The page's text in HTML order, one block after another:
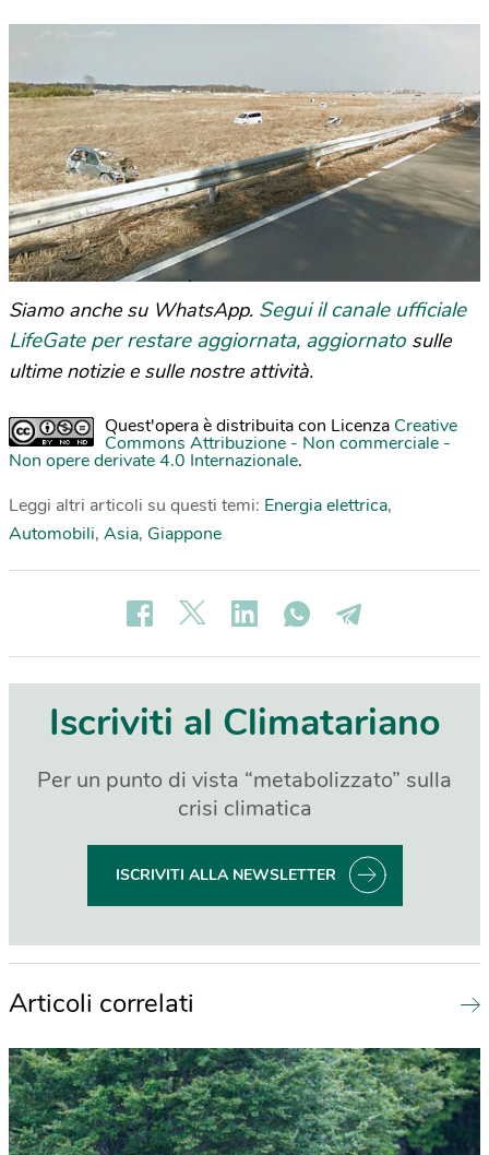
Siamo anche su WhatsApp. Segui il canale ufficiale
LifeGate per restare aggiornata, aggiornato sulle
ultime notizie e sulle nostre attività.
Quest'opera è distribuita con Licenza Creative
Commons Attribuzione - Non commerciale -
Non opere derivate 4.0 Internazionale.
Leggi altri articoli su questi temi: Energia elettrica,
Automobili, Asia, Giappone
Iscriviti al Climatariano
Per un punto di vista “metabolizzato” sulla
crisi climatica
ISCRIVITI ALLA NEWSLETTER
Articoli correlati